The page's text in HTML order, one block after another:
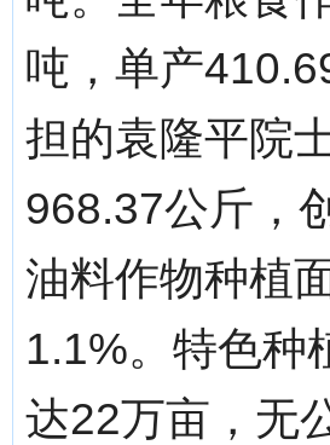
吨，单产
担的袁隆平院
968.37公斤，
油料作物种植
1.1%。特色种
达22万亩，无